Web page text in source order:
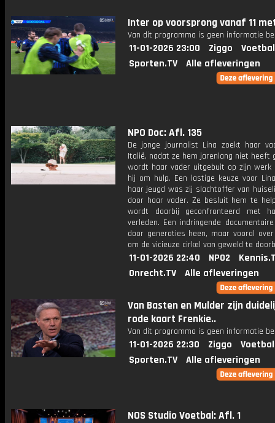
Inter op voorsprong vanaf 11
Van dit programma is geen informatie
11-01-2026 23:00 Ziggo
Sporten.TV
Alle afleveringen
NPO Doc: Afl. 135
De jonge journalist Lina zoekt haar
Italië, nadat ze hem jarenlang niet heeft
wordt haar vader uitgebuit op zijn werk
hij om hulp. Een lastige keuze voor
haar jeugd was zij slachtoffer van
door haar vader. Ze besluit hem te
wordt daarbij geconfronteerd met
verleden. Een indringende
door generaties heen, maar vooral
om de vicieuze cirkel van geweld te
11-01-2026 22:40 NPO2
Onrecht.TV
Alle afleveringen
Van Basten en Mulder zijn
rode kaart Frenkie..
Van dit programma is geen informatie
11-01-2026 22:30 Ziggo
Sporten.TV
Alle afleveringen
NOS Studio Voetbal: Afl. 1